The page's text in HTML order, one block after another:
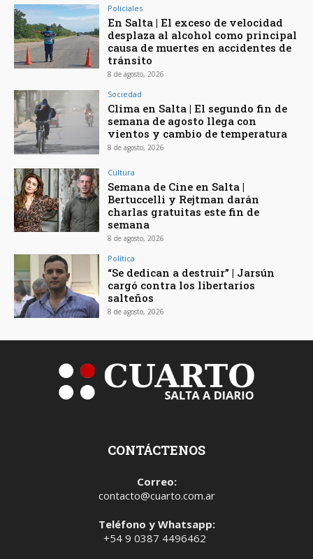
Policiales
En Salta | El exceso de velocidad
desplaza al alcohol como principal
causa de muertes en accidentes de
tránsito
8 de agosto, 2026
Sociedad
Clima en Salta | El segundo fin de
semana de agosto llega con
vientos y cambio de temperatura
8 de agosto, 2026
Cultura
Semana de Cine en Salta |
Bertuccelli y Rejtman darán
charlas gratuitas este fin de
semana
8 de agosto, 2026
Política
“Se dedican a destruir” | Jarsún
cargó contra los libertarios
salteños
8 de agosto, 2026
CONTÁCTENOS
Correo:
contacto@cuarto.com.ar
Teléfono y Whatsapp:
+54 9 0387 4496462